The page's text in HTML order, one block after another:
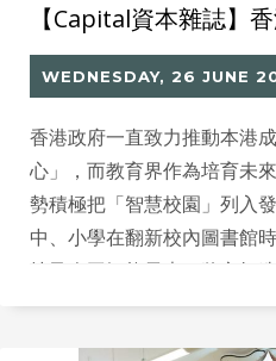
WEDNESDAY, 26 JUNE
香港政府一直致力推動本港
心」，而教育界作為培育未
勢積極把「智慧校園」列入
中、小學在翻新校內圖書館
生可以在當中潛移默化地接